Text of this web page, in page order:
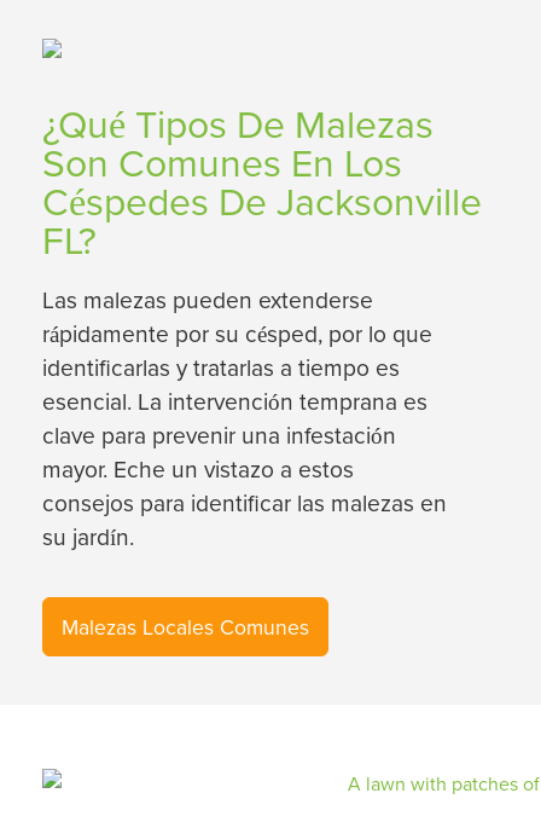
¿Qué Tipos De Malezas
Son Comunes En Los
Céspedes De Jacksonville
FL?
Las malezas pueden extenderse
rápidamente por su césped, por lo que
identificarlas y tratarlas a tiempo es
esencial. La intervención temprana es
clave para prevenir una infestación
mayor. Eche un vistazo a estos
consejos para identificar las malezas en
su jardín.
Malezas Locales Comunes